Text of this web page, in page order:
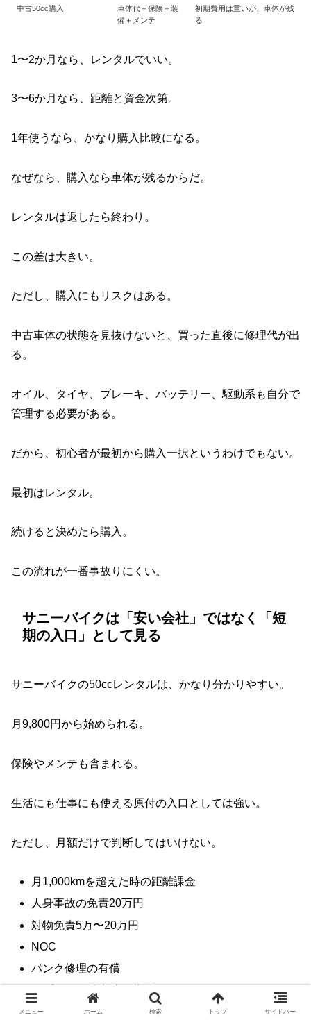
中古50cc購入
車体代＋保険＋装
備＋メンテ
初期費用は重いが、車体が残
る
1〜2か月なら、レンタルでいい。
3〜6か月なら、距離と資金次第。
1年使うなら、かなり購入比較になる。
なぜなら、購入なら車体が残るからだ。
レンタルは返したら終わり。
この差は大きい。
ただし、購入にもリスクはある。
中古車体の状態を見抜けないと、買った直後に修理代が出
る。
オイル、タイヤ、ブレーキ、バッテリー、駆動系も自分で
管理する必要がある。
だから、初心者が最初から購入一択というわけでもない。
最初はレンタル。
続けると決めたら購入。
この流れが一番事故りにくい。
サニーバイクは「安い会社」ではなく「短
期の入口」として見る
サニーバイクの50ccレンタルは、かなり分かりやすい。
月9,800円から始められる。
保険やメンテも含まれる。
生活にも仕事にも使える原付の入口としては強い。
ただし、月額だけで判断してはいけない。
月1,000kmを超えた時の距離課金
人身事故の免責20万円
対物免責5万〜20万円
NOC
パンク修理の有償
オプション紛失時の費用
引き渡し・返却の手間
メニュー ホーム 検索 トップ サイドバー